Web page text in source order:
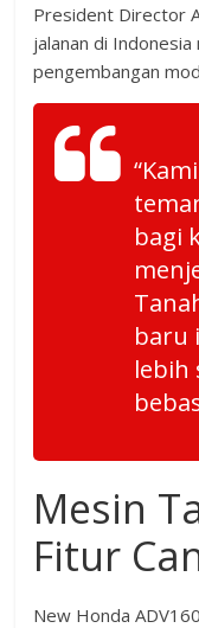
President Director
jalanan di
pengembangan
bagi
baru
lebih
Mesin
Fitur
New Honda